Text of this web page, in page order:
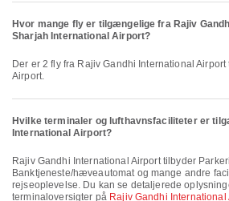
Hvor mange fly er tilgængelige fra Rajiv
Sharjah International Airport?
Der er 2 fly fra Rajiv Gandhi International Airport til Sharjah International
Airport.
Hvilke terminaler og lufthavnsfaciliteter er
International Airport?
Rajiv Gandhi International Airport tilbyder Parkeringspladser, Kørestol,
Banktjeneste/hæveautomat og mange andre
rejseoplevelse. Du kan se detaljerede
terminaloversigter på Rajiv Gandhi International